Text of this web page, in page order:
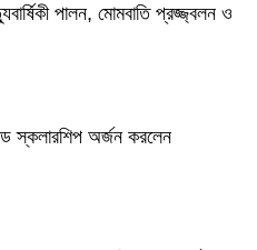
পালন, মোমবাতি প্রজ্জ্বলন ও
স্কলারশিপ অর্জন করলেন